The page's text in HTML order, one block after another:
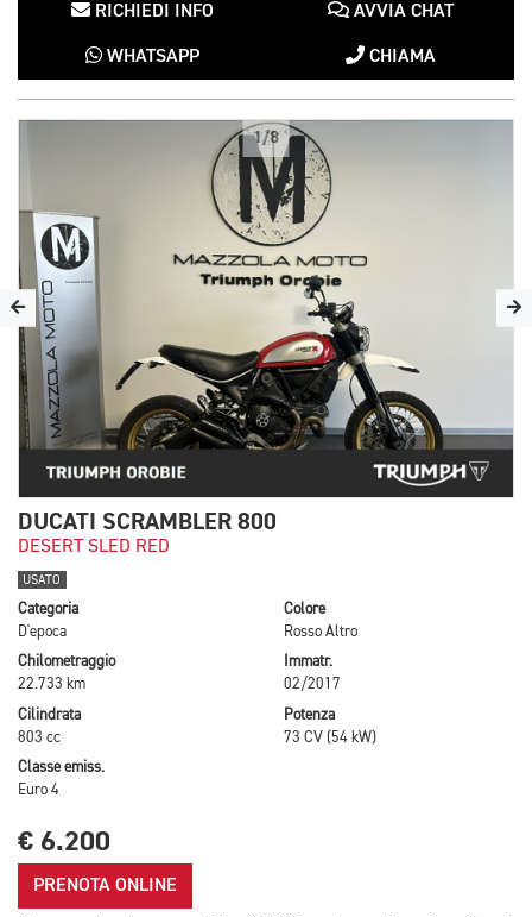
RICHIEDI INFO AVVIA CHAT
WHATSAPP CHIAMA
1/8
DUCATI SCRAMBLER 800
DESERT SLED RED
USATO
Categoria
D'epoca
Colore
Rosso Altro
Chilometraggio
22.733 km
Immatr.
02/2017
Cilindrata
803 cc
Potenza
73 CV (54 kW)
Classe emiss.
Euro 4
€ 6.200
PRENOTA ONLINE